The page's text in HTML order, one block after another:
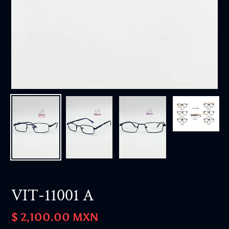
VIT-11001 A
Precio
$ 2,100.00 MXN